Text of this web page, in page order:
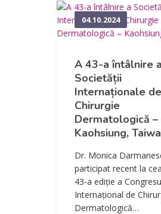
04.10.2024
A 43-a întâlnire a
Societății
Internaționale de
Chirurgie
Dermatologică –
Kaohsiung,
Dr. Monica
participat recent la
43-a ediție a
Internațional de
Dermatologică…